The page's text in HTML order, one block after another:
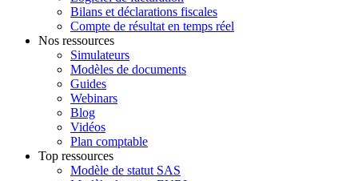
Bilans et déclarations fiscales
Compte de résultat en temps réel
Nos ressources
Simulateurs
Modèles de documents
Guides
Webinars
Blog
Vidéos
Plan comptable
Top ressources
Modèle de statut SAS